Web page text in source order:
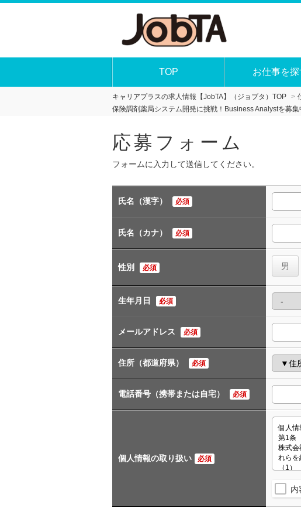
TOP お仕事を探
キャリアプラスの求人情報【JobTA】（ジョブタ）TOP
保険調剤薬局システム開発に挑戦！Business Analystを募
応募フォーム
フォームに入力して送信してください。
氏名（漢字） 必須
氏名（カナ） 必須
性別 必須 男
生年月日 必須
メールアドレス 必須
住所（都道府県） 必須
電話番号（携帯または自宅） 必須
個人情報の取り扱い 必須
内